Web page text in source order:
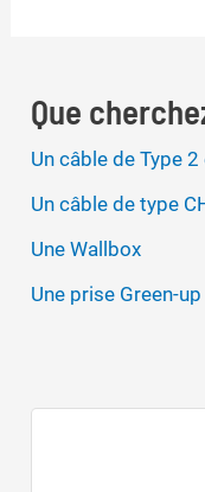
Que
Un câble de Type
Un câble de type
Une Wallbox
Une prise Green-up